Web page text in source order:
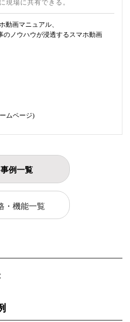
現場に共有できる。
動画マニュアル、
のノウハウが浸透するスマホ動画
ムページ)
事例一覧
・機能一覧